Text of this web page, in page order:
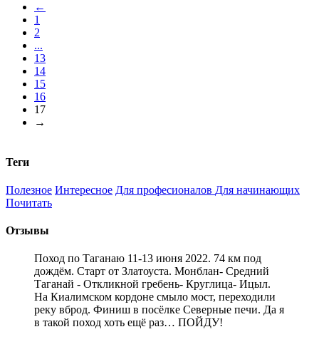
←
1
2
...
13
14
15
16
17
→
Теги
Полезное Интересное Для професионалов Для начинающих
Почитать
Отзывы
Поход по Таганаю 11-13 июня 2022. 74 км под
дождём. Старт от Златоуста. Монблан- Средний
Таганай - Откликной гребень- Круглица- Ицыл.
На Киалимском кордоне смыло мост, переходили
реку вброд. Финиш в посёлке Северные печи. Да я
в такой поход хоть ещё раз… ПОЙДУ!